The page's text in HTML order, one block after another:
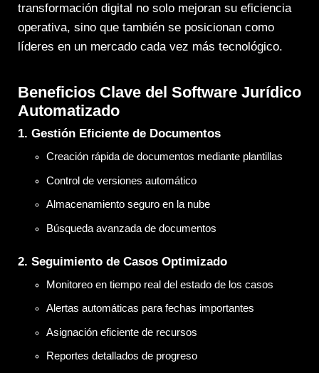
transformación digital no solo mejoran su eficiencia
operativa, sino que también se posicionan como
líderes en un mercado cada vez más tecnológico.
Beneficios Clave del Software Jurídico
Automatizado
1. Gestión Eficiente de Documentos
Creación rápida de documentos mediante plantillas
Control de versiones automático
Almacenamiento seguro en la nube
Búsqueda avanzada de documentos
2. Seguimiento de Casos Optimizado
Monitoreo en tiempo real del estado de los casos
Alertas automáticas para fechas importantes
Asignación eficiente de recursos
Reportes detallados de progreso